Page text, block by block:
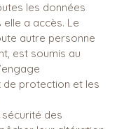
les données
elle a accès. Le
autre personne
est soumis au
de protection et les
des